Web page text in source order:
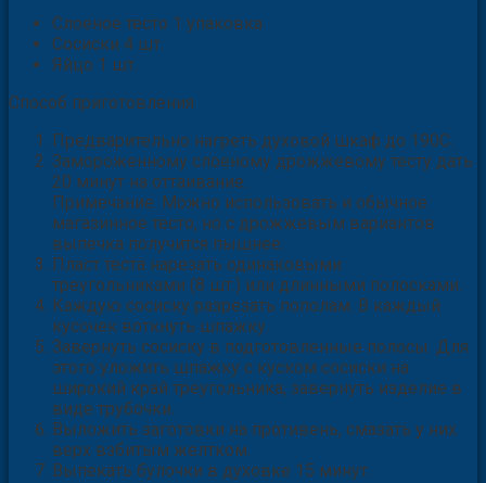
Слоеное тесто 1 упаковка
Сосиски 4 шт.
Яйцо 1 шт.
Способ приготовления
Предварительно нагреть духовой шкаф до 190С.
Замороженному слоеному дрожжевому тесту дать
20 минут на оттаивание.
Примечание. Можно использовать и обычное
магазинное тесто, но с дрожжевым вариантов
выпечка получится пышнее.
Пласт теста нарезать одинаковыми
треугольниками (8 шт.) или длинными полосками.
Каждую сосиску разрезать пополам. В каждый
кусочек воткнуть шпажку.
Завернуть сосиску в подготовленные полосы. Для
этого уложить шпажку с куском сосиски на
широкий край треугольника, завернуть изделие в
виде трубочки.
Выложить заготовки на противень, смазать у них
верх взбитым желтком.
Выпекать булочки в духовке 15 минут.